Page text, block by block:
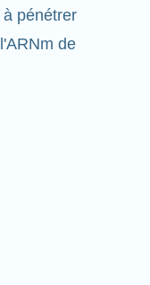
l'ARNm de